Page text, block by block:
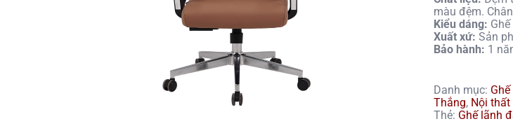
màu đệm.
Kiểu dáng:
Xuất xứ: Sản
Bảo hành: 1
Danh mục:
Thắng, Nội
Thẻ: Ghế lãnh